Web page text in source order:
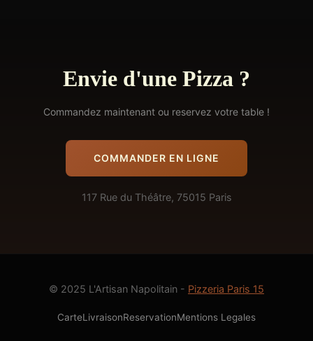
Envie d'une Pizza ?
Commandez maintenant ou reservez votre table !
COMMANDER EN LIGNE
117 Rue du Théâtre, 75015 Paris
© 2025 L'Artisan Napolitain - Pizzeria Paris 15
CarteLivraisonReservationMentions Legales